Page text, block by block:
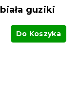
guziki
Do Koszyka